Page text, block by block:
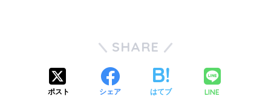
SHARE
ポスト シェア はてブ LINE